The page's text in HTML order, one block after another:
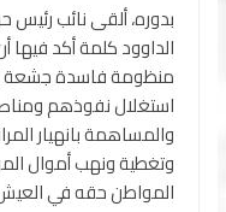
بدوره، ألقى نائب رئيس
الداوود كلمة أكد فيها
منظومة فاسدة جشعة
استغلال نفوذهم
والمساهمة بانهيار
وتغطية ونهب أموال
المواطن حقه في